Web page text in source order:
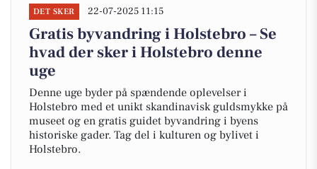
DET SKER 22-07-2025 11:15
Gratis byvandring i Holstebro – Se
hvad der sker i Holstebro denne
uge
Denne uge byder på spændende oplevelser i
Holstebro med et unikt skandinavisk guldsmykke på
museet og en gratis guidet byvandring i byens
historiske gader. Tag del i kulturen og bylivet i
Holstebro.